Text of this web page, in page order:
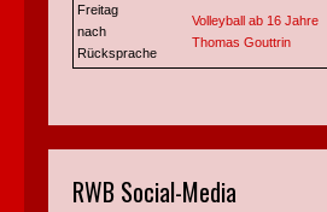
Freitag
nach
Rücksprache
Volleyball ab 16 Jahre
Thomas Gouttrin
RWB Social-Media